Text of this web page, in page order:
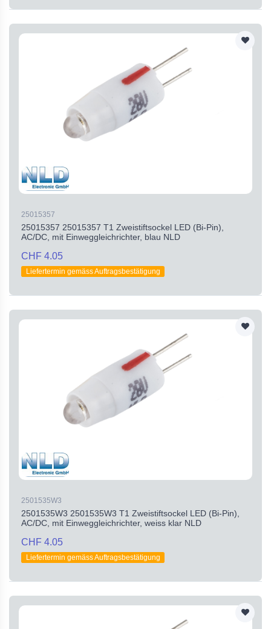
25015357
25015357 25015357 T1 Zweistiftsockel LED (Bi-Pin),
AC/DC, mit Einweggleichrichter, blau NLD
CHF 4.05
Liefertermin gemäss Auftragsbestätigung
2501535W3
2501535W3 2501535W3 T1 Zweistiftsockel LED (Bi-Pin),
AC/DC, mit Einweggleichrichter, weiss klar NLD
CHF 4.05
Liefertermin gemäss Auftragsbestätigung